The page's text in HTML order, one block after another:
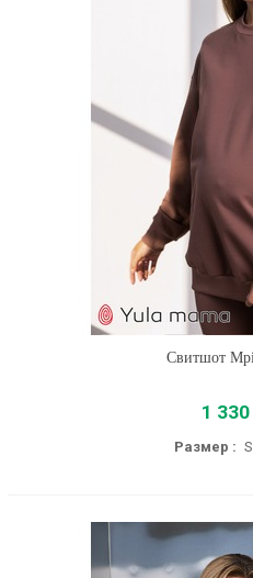
Свитшот
1 330
Размер : S